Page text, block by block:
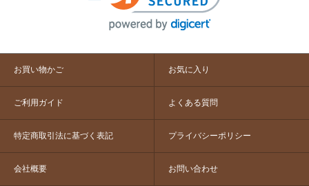
お買い物かご お気に入り
ご利用ガイド よくある質問
特定商取引法に基づく表記 プライバシーポリシー
会社概要 お問い合わせ